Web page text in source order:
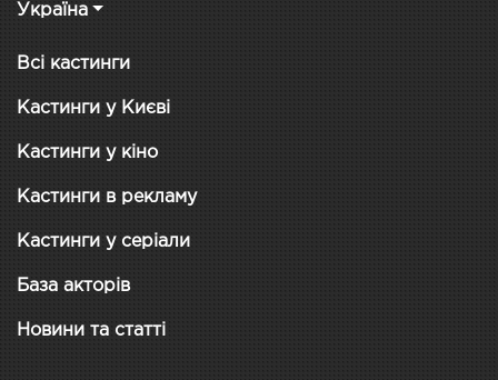
Україна
Всі кастинги
Кастинги у Києві
Кастинги у кіно
Кастинги в рекламу
Кастинги у серіали
База акторів
Новини та статті